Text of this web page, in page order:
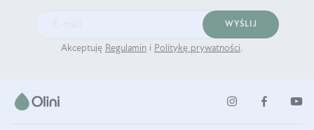
WYŚLIJ
Akceptuję Regulamin i Politykę prywatności.